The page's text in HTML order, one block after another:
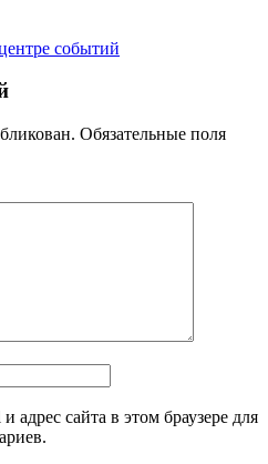
событий
Обязательные поля
адрес сайта в этом браузере для